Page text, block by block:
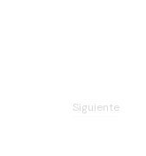
Siguiente